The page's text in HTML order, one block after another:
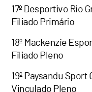
17º Desportivo Rio
Filiado Primário
18º Mackenzie
Filiado Pleno
19º Paysandu Sport
Vinculado Pleno